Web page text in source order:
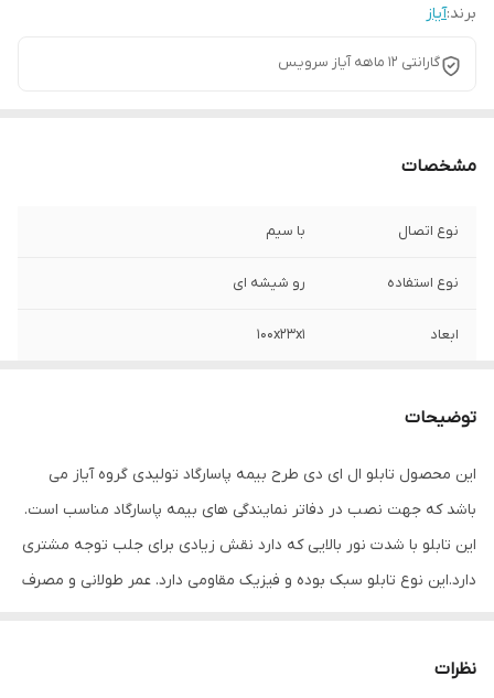
برند:آیاز
گارانتی 12 ماهه آیاز سرویس
مشخصات
نوع اتصال با سیم
نوع استفاده رو شیشه ای
ابعاد 100x23x1
توضیحات
این محصول تابلو ال ای دی طرح بیمه پاسارگاد تولیدی گروه آیاز می
باشد که جهت نصب در دفاتر نمایندگی های بیمه پاسارگاد مناسب است.
این تابلو با شدت نور بالایی که دارد نقش زیادی برای جلب توجه مشتری
دارد.این نوع تابلو سبک بوده و فیزیک مقاومی دارد. عمر طولانی و مصرف
کنید. علاوه بر قابلیت نصب بر روی شیشه این تابلو می تواند در هر
نظرات